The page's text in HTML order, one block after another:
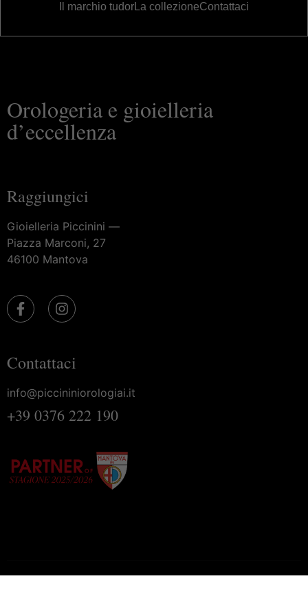
Il marchio tudorLa collezioneContattaci
Orologeria e gioielleria
d’eccellenza
Raggiungici
Gioielleria Piccinini —
Piazza Marconi, 27
46100 Mantova
Contattaci
info@piccininiorologiai.it
+39 0376 222 190